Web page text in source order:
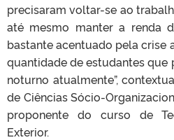
precisaram voltar-se ao
até mesmo manter a renda
bastante acentuado pela crise
quantidade de estudantes que
noturno atualmente”,
de Ciências Sócio-
proponente do curso de
Exterior.